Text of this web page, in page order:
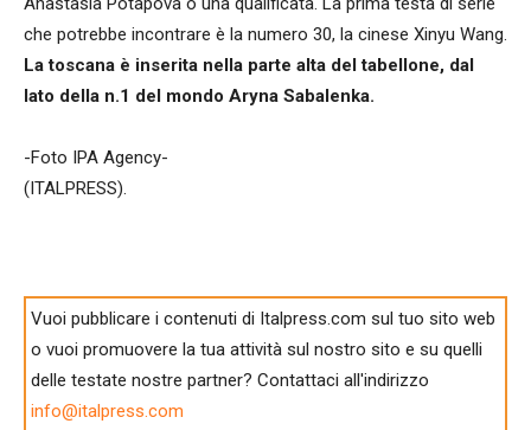
che potrebbe incontrare è la numero 30, la cinese Xinyu Wang.
La toscana è inserita nella parte alta del tabellone, dal
lato della n.1 del mondo Aryna Sabalenka.
-Foto IPA Agency-
(ITALPRESS).
Vuoi pubblicare i contenuti di Italpress.com sul tuo sito web
o vuoi promuovere la tua attività sul nostro sito e su quelli
delle testate nostre partner? Contattaci all'indirizzo
info@italpress.com